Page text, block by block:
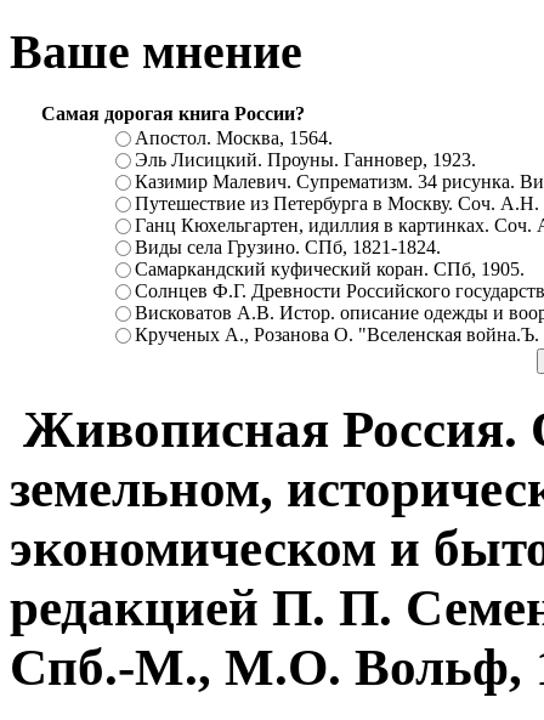
Ваше мнение
Самая дорогая книга России?
Апостол. Москва, 1564.
Эль Лисицкий. Проуны. Ганновер, 1923.
Казимир Малевич. Супрематизм. 34 рисунка.
Путешествие из Петербурга в Москву. Соч.
Ганц Кюхельгартен, идиллия в картинках.
Виды села Грузино. СПб, 1821-1824.
Самаркандский куфический коран. СПб, 1905.
Солнцев Ф.Г. Древности Российского
Висковатов А.В. Истор. описание одежды и
Крученых А., Розанова О. "Вселенская
Живописная Россия.
земельном,
экономическом и
редакцией П. П.
Спб.-М., М.О. Вольф,